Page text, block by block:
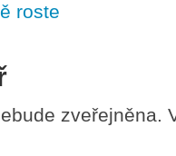
roste
zveřejněna.